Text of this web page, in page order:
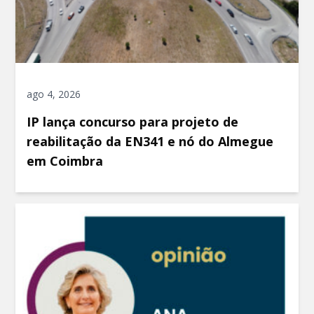
ago 4, 2026
IP lança concurso para projeto de
reabilitação da EN341 e nó do Almegue
em Coimbra